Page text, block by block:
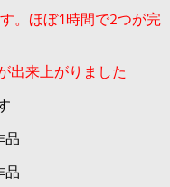
。ほぼ1時間で2つが完
出来上がりました
品
品